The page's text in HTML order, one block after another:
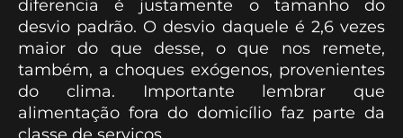
diferencia é justamente o tamanho do
desvio padrão. O desvio daquele é 2,6 vezes
maior do que desse, o que nos remete,
também, a choques exógenos, provenientes
do clima. Importante lembrar que
alimentação fora do domicílio faz parte da